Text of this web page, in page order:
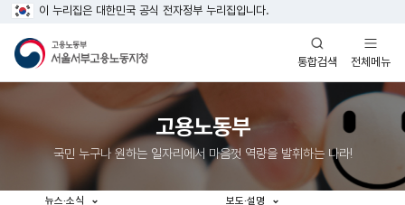
이 누리집은 대한민국 공식 전자정부 누리집입니다.
통합검색
열기
전체메뉴
열기
고용노동부
국민 누구나 원하는 일자리에서 마음껏 역량을 발휘하는 나라!
뉴스·소식 보도·설명